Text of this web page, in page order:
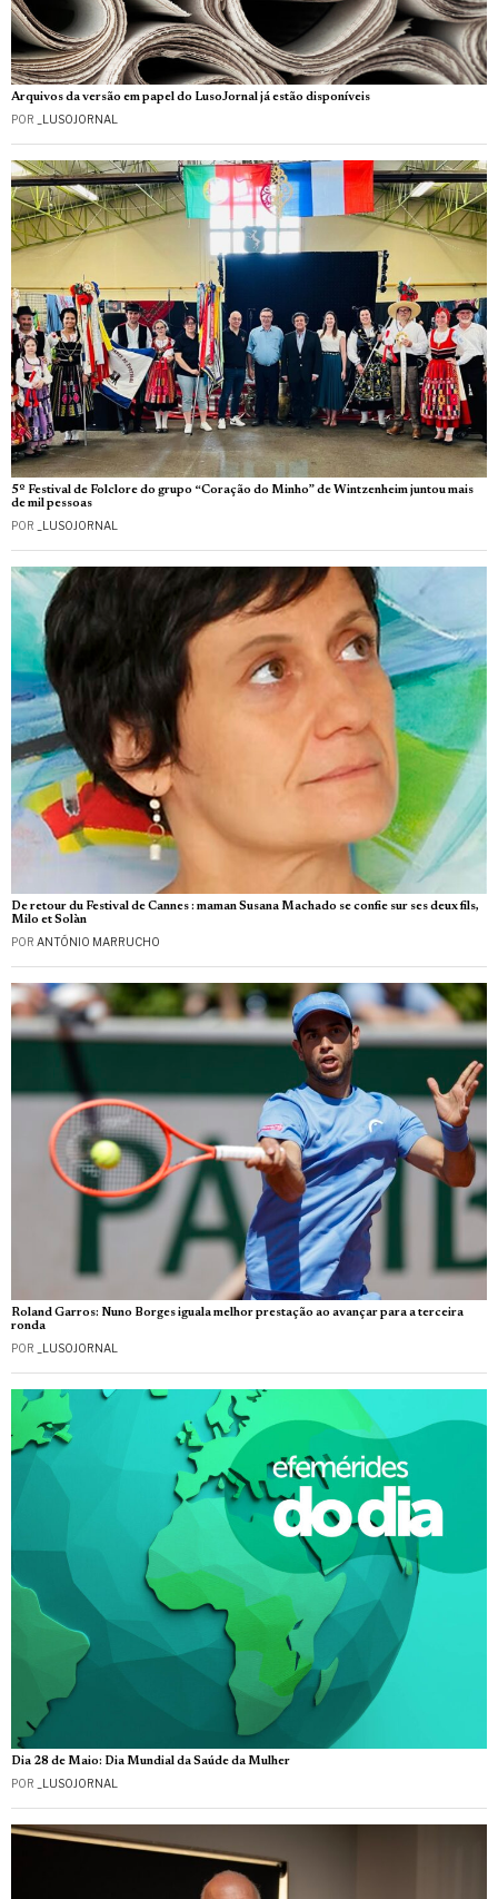
Arquivos da versão em papel do LusoJornal já estão disponíveis
POR _LUSOJORNAL
5º Festival de Folclore do grupo “Coração do Minho” de Wintzenheim juntou mais
de mil pessoas
POR _LUSOJORNAL
De retour du Festival de Cannes : maman Susana Machado se confie sur ses deux fils,
Milo et Solàn
POR ANTÓNIO MARRUCHO
Roland Garros: Nuno Borges iguala melhor prestação ao avançar para a terceira
ronda
POR _LUSOJORNAL
Dia 28 de Maio: Dia Mundial da Saúde da Mulher
POR _LUSOJORNAL